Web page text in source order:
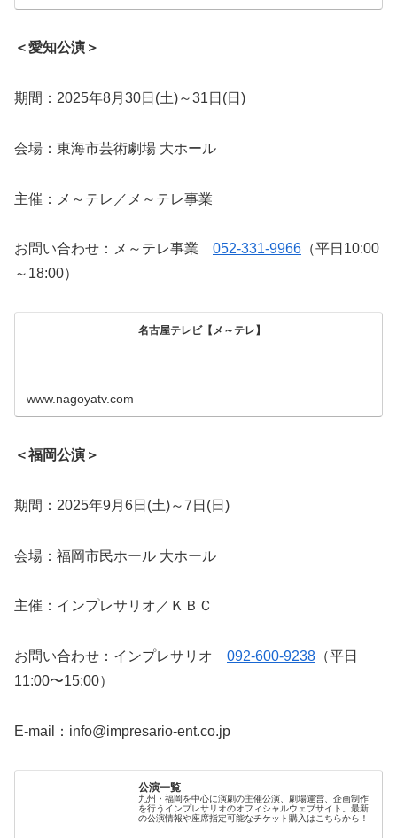
＜愛知公演＞
期間：2025年8月30日(土)～31日(日)
会場：東海市芸術劇場 大ホール
主催：メ～テレ／メ～テレ事業
お問い合わせ：メ～テレ事業 052-331-9966 （平日10:00
～18:00）
名古屋テレビ【メ～テレ】
www.nagoyatv.com
＜福岡公演＞
期間：2025年9月6日(土)～7日(日)
会場：福岡市民ホール 大ホール
主催：インプレサリオ／ＫＢＣ
お問い合わせ：インプレサリオ 092-600-9238 （平日
11:00〜15:00）
E-mail：info@impresario-ent.co.jp
公演一覧
九州・福岡を中心に演劇の主催公演、劇場運営、企画制作
を行うインプレサリオのオフィシャルウェブサイト。最新
の公演情報や座席指定可能なチケット購入はこちらから！